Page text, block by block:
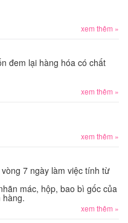
xem thêm »
đem lại hàng hóa có chất
xem thêm »
xem thêm »
7 ngày làm việc tính từ
mác, hộp, bao bì gốc của
hàng.
xem thêm »